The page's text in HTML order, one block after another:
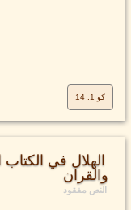
كو 1: 14
الهلال في
والقران
النص مفقود